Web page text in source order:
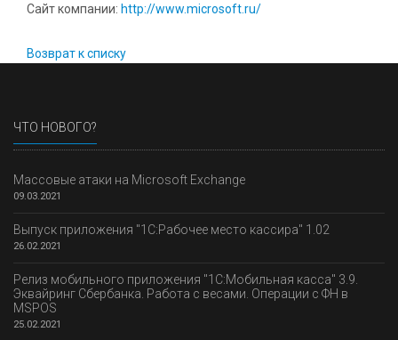
Сайт компании: http://www.microsoft.ru/
Возврат к списку
ЧТО НОВОГО?
Массовые атаки на Microsoft Exchange
09.03.2021
Выпуск приложения "1С:Рабочее место кассира" 1.02
26.02.2021
Релиз мобильного приложения "1С:Мобильная касса" 3.9.
Эквайринг Сбербанка. Работа с весами. Операции с ФН в
MSPOS
25.02.2021